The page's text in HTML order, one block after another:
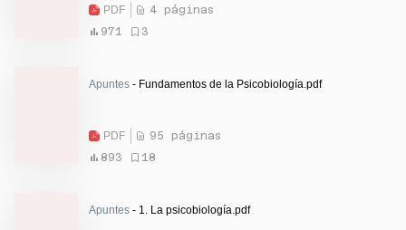
PDF
4 páginas
971
3
Apuntes - Fundamentos de la Psicobiología.pdf
PDF
95 páginas
893
18
Apuntes - 1. La psicobiología.pdf